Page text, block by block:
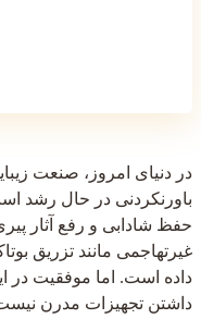
در دنیای امروز، صنعت
باورنکردنی در حال رشد
حفظ شادابی و رفع آثار
غیرتهاجمی مانند تزریق
داده است. اما موفقیت در
داشتن تجهیزات مدرن